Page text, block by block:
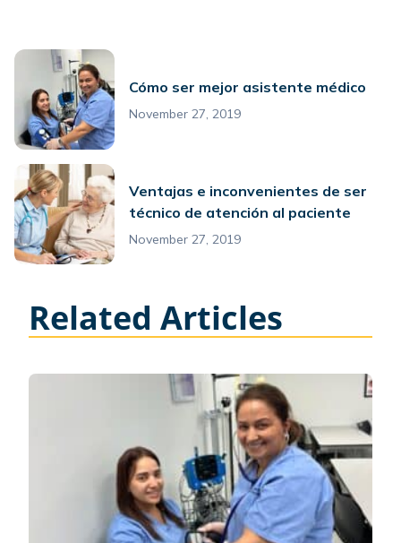
Cómo ser mejor asistente médico
November 27, 2019
Ventajas e inconvenientes de ser
técnico de atención al paciente
November 27, 2019
Related Articles